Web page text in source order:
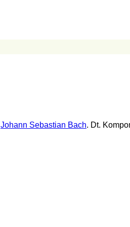
Johann Sebastian Bach. Dt.